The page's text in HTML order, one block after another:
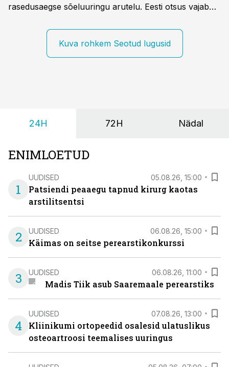
rasedusaegse sõeluuringu arutelu. Eesti otsus vajab
rasedusaegse ja vastsündinute sõeluuringu võrdlust,
kirjutab naistearst dr Marek Šois, kes on
spetsialiseerunud lootemeditsiinile.
Kuva rohkem Seotud lugusid
24H 72H Nädal
ENIMLOETUD
1
UUDISED 05.08.26, 15:00
Patsiendi peaaegu tapnud kirurg kaotas
arstilitsentsi
2 UUDISED 06.08.26, 15:00
Käimas on seitse perearstikonkurssi
3 UUDISED 06.08.26, 11:00
Madis Tiik asub Saaremaale perearstiks
4
UUDISED 07.08.26, 13:00
Kliinikumi ortopeedid osalesid ulatuslikus
osteoartroosi teemalises uuringus